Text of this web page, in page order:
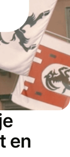
en